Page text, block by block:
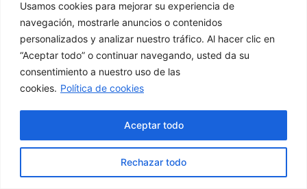
Usamos cookies para mejorar su experiencia de
navegación, mostrarle anuncios o contenidos
personalizados y analizar nuestro tráfico. Al hacer clic en
“Aceptar todo” o continuar navegando, usted da su
consentimiento a nuestro uso de las
cookies. Política de cookies
Rechazar todo
Aceptar todo
within the section “Detailed information on the
processing of Personal Data” within this document), as
well as for complying with the law and defending our
rights before the competent authorities where our rights
and interests are threatened or we suffer an actual
We won’t process your information for unexpected
purposes, or for purposes incompatible with the
purposes originally disclosed, without your consent.